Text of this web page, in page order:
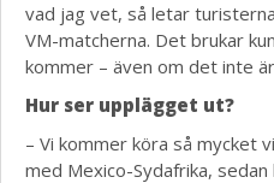
vad jag vet, så letar
VM-matcherna. Det brukar
kommer – även om det inte
Hur ser upplägget ut?
– Vi kommer köra så mycket
med Mexico-Sydafrika,